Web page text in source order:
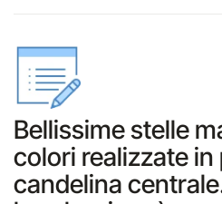
Bellissime stelle
colori realizzate
candelina